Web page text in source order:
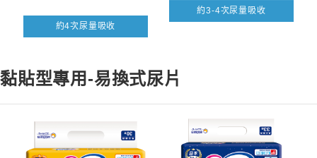
約4次尿量吸收
約3-4次尿量吸收
黏貼型專用-易換式尿片